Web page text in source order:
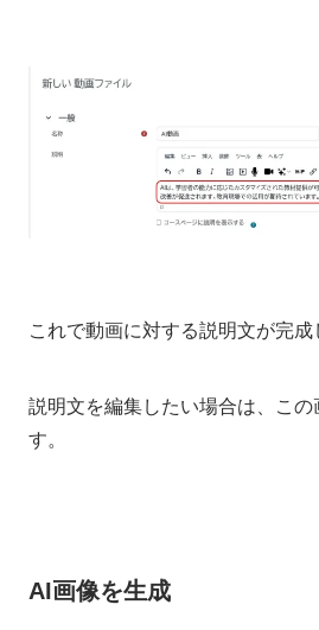
これで動画に対する説明文が完成
説明文を編集したい場合は、こ
す。
AI画像を生成